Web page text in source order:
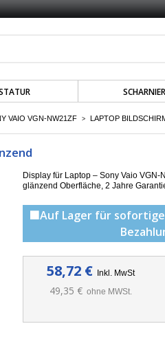
VAIO VGN-NW21ZF >
LAPTOP
Display für Laptop – Sony Vaio
g länzend Oberfläche, 2 Jahre
🟩Auf Lager für
58,72 € Inkl. MwSt
49,35 € ohne MWSt.